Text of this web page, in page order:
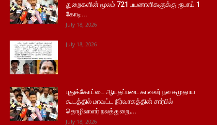
துறைகளின் மூலம் 721 பயனாளிகளுக்கு ரூபாய் 1
கோடி...
July 18, 2026
July 18, 2026
புதுக்கோட்டை ஆயுதப்படை காவலர் நல சமுதாய
கூடத்தில் மாவட்ட நிர்வாகத்தின் சார்பில்
தொழிலாளர் நலத்துறை,...
July 18, 2026